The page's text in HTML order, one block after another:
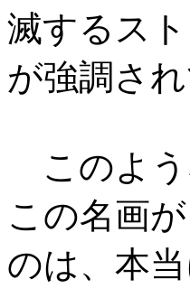
滅するス
が強調さ
このよう
この名画
のは、本